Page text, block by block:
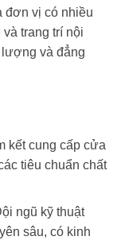
đơn vị có nhiều
trang trí nội
lượng và đẳng
kết cung cấp cửa
tiêu chuẩn chất
ngũ kỹ thuật
sâu, có kinh